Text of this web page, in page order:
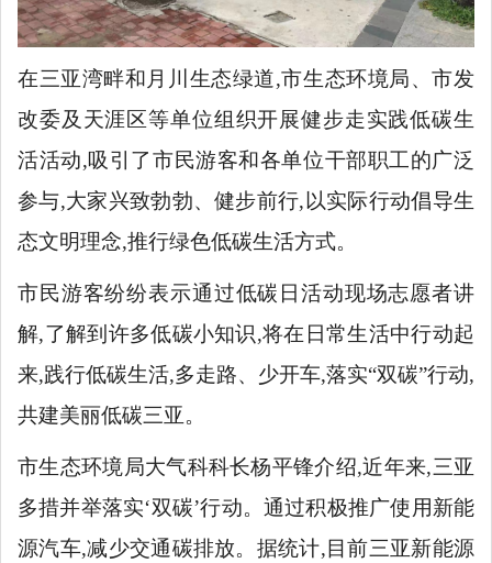
在三亚湾畔和月川生态绿道,市生态环境局、市发
改委及天涯区等单位组织开展健步走实践低碳生
活活动,吸引了市民游客和各单位干部职工的广泛
参与,大家兴致勃勃、健步前行,以实际行动倡导生
态文明理念,推行绿色低碳生活方式。
市民游客纷纷表示通过低碳日活动现场志愿者讲
解,了解到许多低碳小知识,将在日常生活中行动起
来,践行低碳生活,多走路、少开车,落实“双碳”行动,
共建美丽低碳三亚。
市生态环境局大气科科长杨平锋介绍,近年来,三亚
多措并举落实‘双碳’行动。通过积极推广使用新能
源汽车,减少交通碳排放。据统计,目前三亚新能源